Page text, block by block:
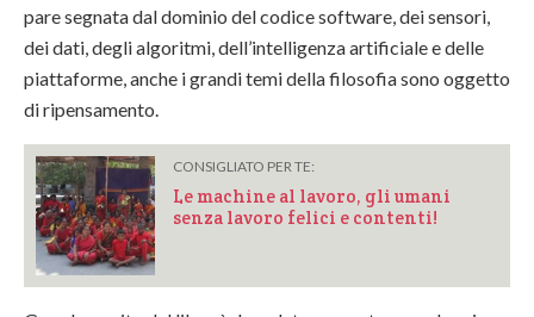
pare segnata dal dominio del codice software, dei sensori,
dei dati, degli algoritmi, dell’intelligenza artificiale e delle
piattaforme, anche i grandi temi della filosofia sono oggetto
di ripensamento.
CONSIGLIATO PER TE:
Le machine al lavoro, gli umani
senza lavoro felici e contenti!